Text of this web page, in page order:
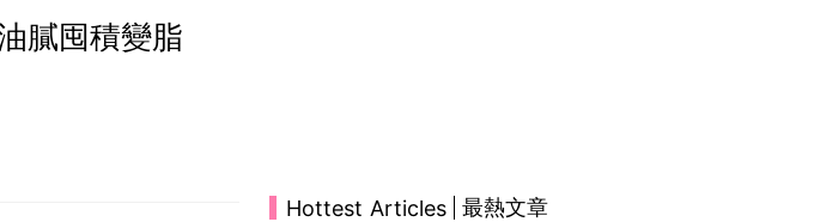
膩囤積變脂
Hottest Articles 最熱文章